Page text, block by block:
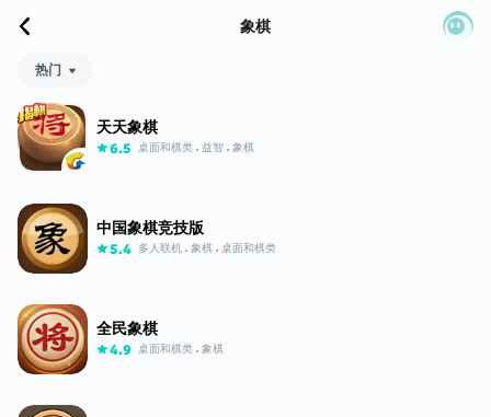
象棋
热门
天天象棋
6.5 桌面和棋类 益智 象棋
中国象棋竞技版
5.4 多人联机 象棋 桌面和棋类
全民象棋
4.9 桌面和棋类 象棋